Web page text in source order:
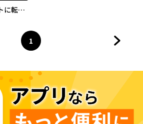
に転職
ページ
1
へ